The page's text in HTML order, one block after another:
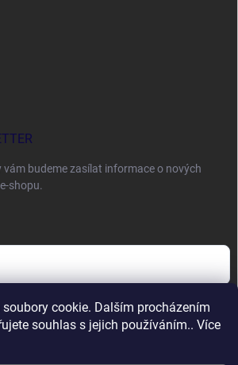
cookie. Dalším procházením
souhlas s jejich používáním.. Více
vám budeme zasílat informace o nových
shopu.
spodmínkami ochrany osobních údajů